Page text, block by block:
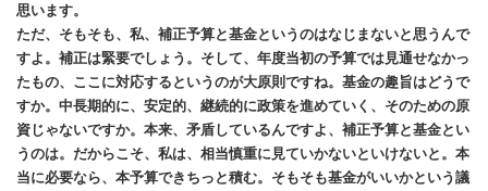
思います。
ただ、そもそも、私、補正予算と基金というのはなじまないと思うんで
すよ。補正は緊要でしょう。そして、年度当初の予算では見通せなかっ
たもの、ここに対応するというのが大原則ですね。基金の趣旨はどうで
すか。中長期的に、安定的、継続的に政策を進めていく、そのための原
資じゃないですか。本来、矛盾しているんですよ、補正予算と基金とい
うのは。だからこそ、私は、相当慎重に見ていかないといけないと。本
当に必要なら、本予算できちっと積む。そもそも基金がいいかという議